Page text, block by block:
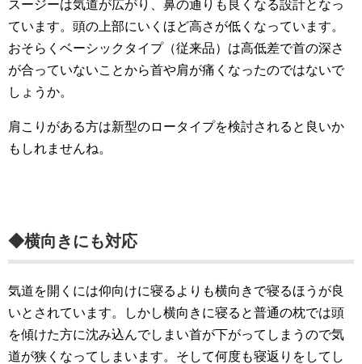
スージーは気道が広がり、鼻の通りも良くなる設計となっ
ています。頭の上部にいくほど高さが低くなっています。
おそらくベーシックタイプ（従来品）は高低差で首の深さ
が合っていないことから首や肩が痛くなったのではないで
しょうか。
肩こりがある方は新型のロータイプを検討されると良いか
もしれませんね。
◆横向きにも対応
気道を開くには仰向けに寝るよりも横向きで寝るほうが良
いとされています。しかし横向きに寝ると普通の枕では頭
を傾けた方に沈み込んでしまい首が下がってしまうので気
道が狭くなってしまいます。そして何度も寝返りをしてし